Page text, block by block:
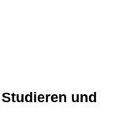
und